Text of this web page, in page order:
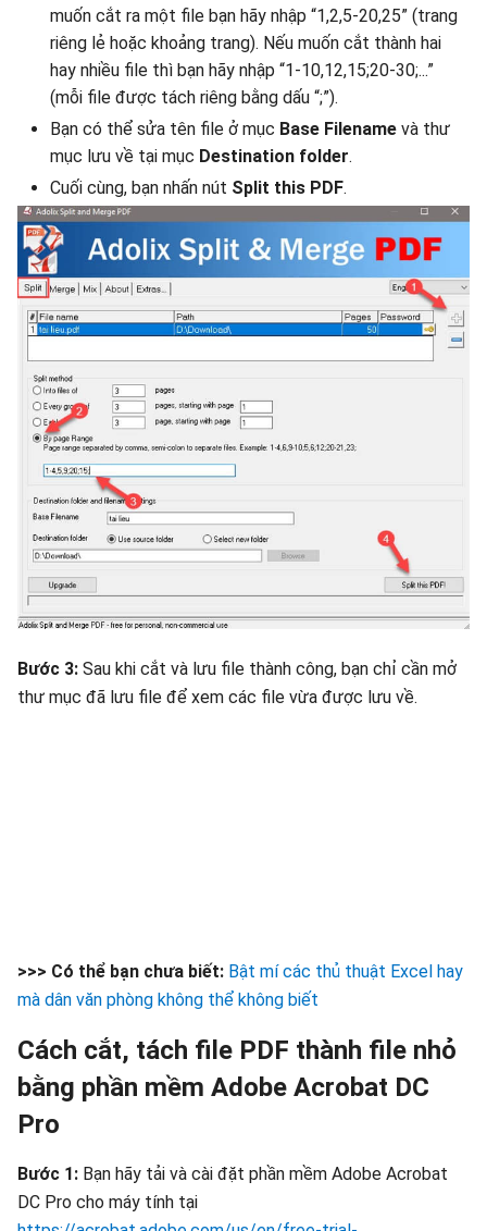
muốn cắt ra một file bạn hãy nhập “1,2,5-20,25” (trang
riêng lẻ hoặc khoảng trang). Nếu muốn cắt thành hai
hay nhiều file thì bạn hãy nhập “1-10,12,15;20-30;...”
(mỗi file được tách riêng bằng dấu “;”).
Bạn có thể sửa tên file ở mục Base Filename và thư
mục lưu về tại mục Destination folder.
Cuối cùng, bạn nhấn nút Split this PDF.
Bước 3: Sau khi cắt và lưu file thành công, bạn chỉ cần mở
thư mục đã lưu file để xem các file vừa được lưu về.
>>> Có thể bạn chưa biết: Bật mí các thủ thuật Excel hay
mà dân văn phòng không thể không biết
Cách cắt, tách file PDF thành file nhỏ
bằng phần mềm Adobe Acrobat DC
Pro
Bước 1: Bạn hãy tải và cài đặt phần mềm Adobe Acrobat
DC Pro cho máy tính tại